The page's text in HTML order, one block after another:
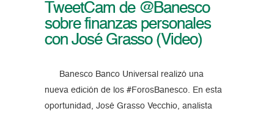
TweetCam de @Banesco
sobre finanzas personales
con José Grasso (Video)
Banesco Banco Universal realizó una
nueva edición de los #ForosBanesco. En esta
oportunidad, José Grasso Vecchio, analista